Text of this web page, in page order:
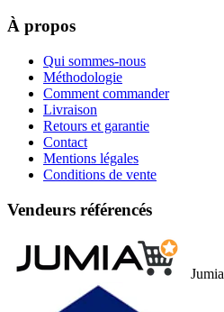
À propos
Qui sommes-nous
Méthodologie
Comment commander
Livraison
Retours et garantie
Contact
Mentions légales
Conditions de vente
Vendeurs référencés
Jumia